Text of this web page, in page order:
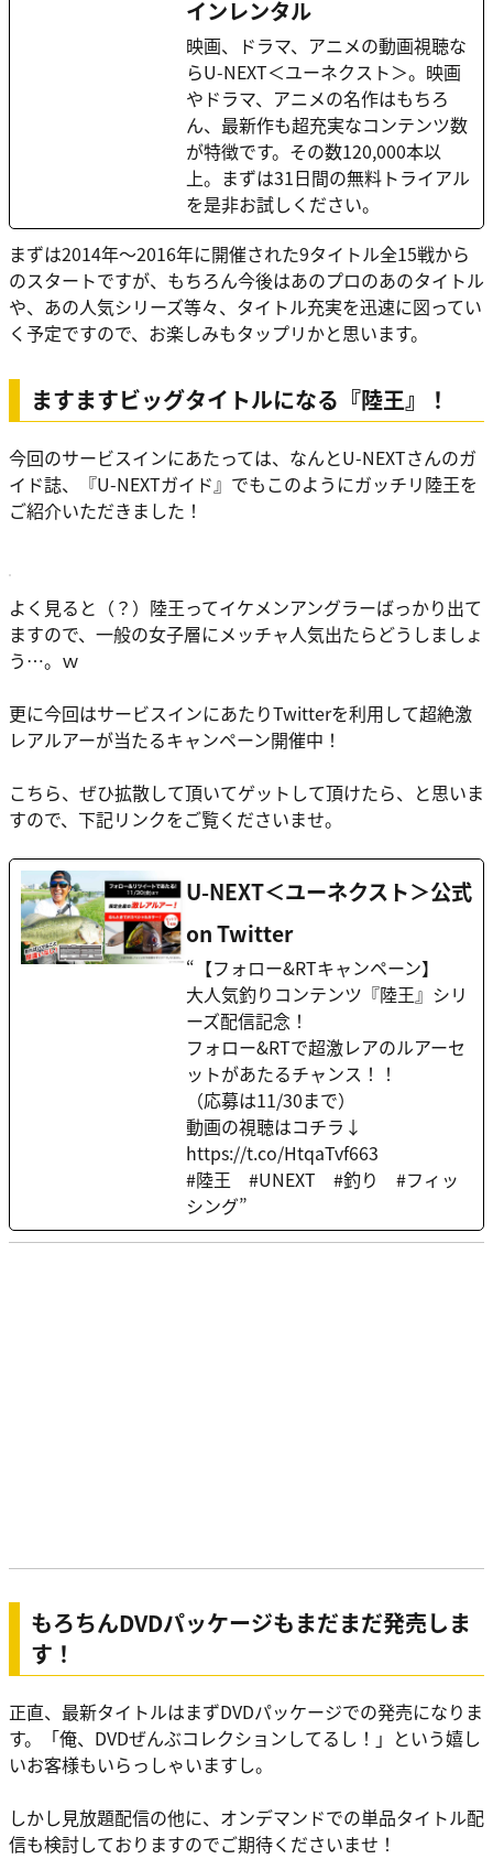
インレンタル
映画、ドラマ、アニメの動画視聴な
らU-NEXT＜ユーネクスト＞。映画
やドラマ、アニメの名作はもちろ
ん、最新作も超充実なコンテンツ数
が特徴です。その数120,000本以
上。まずは31日間の無料トライアル
を是非お試しください。
まずは2014年〜2016年に開催された9タイトル全15戦から
のスタートですが、もちろん今後はあのプロのあのタイトル
や、あの人気シリーズ等々、タイトル充実を迅速に図ってい
く予定ですので、お楽しみもタップリかと思います。
ますますビッグタイトルになる『陸王』！
今回のサービスインにあたっては、なんとU-NEXTさんのガ
イド誌、『U-NEXTガイド』でもこのようにガッチリ陸王を
ご紹介いただきました！
よく見ると（？）陸王ってイケメンアングラーばっかり出て
ますので、一般の女子層にメッチャ人気出たらどうしましょ
う…。ｗ
更に今回はサービスインにあたりTwitterを利用して超絶激
レアルアーが当たるキャンペーン開催中！
こちら、ぜひ拡散して頂いてゲットして頂けたら、と思いま
すので、下記リンクをご覧くださいませ。
U-NEXT＜ユーネクスト＞公式
on Twitter
“【フォロー&RTキャンペーン】
大人気釣りコンテンツ『陸王』シリ
ーズ配信記念！
フォロー&RTで超激レアのルアーセ
ットがあたるチャンス！！
（応募は11/30まで）
動画の視聴はコチラ↓
https://t.co/HtqaTvf663
#陸王 #UNEXT #釣り #フィッ
シング”
もろちんDVDパッケージもまだまだ発売しま
す！
正直、最新タイトルはまずDVDパッケージでの発売になりま
す。「俺、DVDぜんぶコレクションしてるし！」という嬉し
いお客様もいらっしゃいますし。
しかし見放題配信の他に、オンデマンドでの単品タイトル配
信も検討しておりますのでご期待くださいませ！